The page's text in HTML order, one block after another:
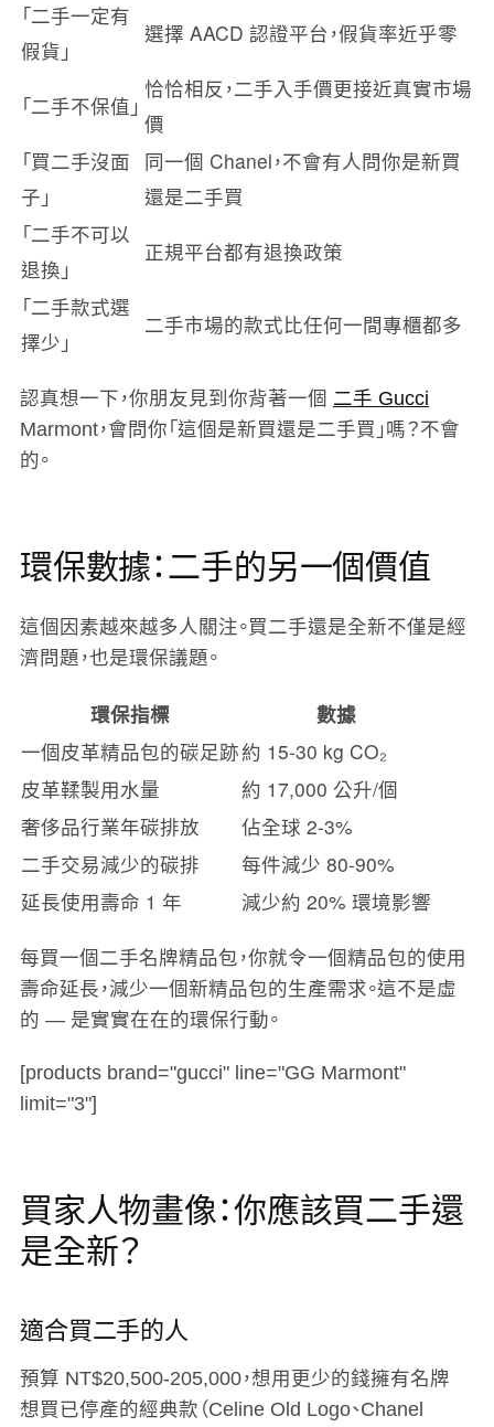
「二手一定有
假貨」
選擇 AACD 認證平台，假貨率近乎零
「二手不保值」
恰恰相反，二手入手價更接近真實市場
價
「買二手沒面
子」
同一個 Chanel，不會有人問你是新買
還是二手買
「二手不可以
退換」
正規平台都有退換政策
「二手款式選
擇少」
二手市場的款式比任何一間專櫃都多
認真想一下，你朋友見到你背著一個 二手 Gucci
Marmont，會問你「這個是新買還是二手買」嗎？不會
的。
環保數據：二手的另一個價值
這個因素越來越多人關注。買二手還是全新不僅是經
濟問題，也是環保議題。
環保指標
數據
一個皮革精品包的碳足跡約 15-30 kg CO₂
皮革鞣製用水量
約 17,000 公升/個
奢侈品行業年碳排放
佔全球 2-3%
二手交易減少的碳排
每件減少 80-90%
延長使用壽命 1 年
減少約 20% 環境影響
每買一個二手名牌精品包，你就令一個精品包的使用
壽命延長，減少一個新精品包的生產需求。這不是虛
的 — 是實實在在的環保行動。
[products brand="gucci" line="GG Marmont"
limit="3"]
買家人物畫像：你應該買二手還
是全新？
適合買二手的人
預算 NT$20,500-205,000，想用更少的錢擁有名牌
想買已停產的經典款（Celine Old Logo、Chanel